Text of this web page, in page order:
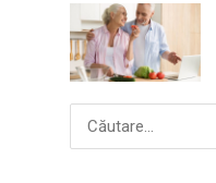
Caută
după: